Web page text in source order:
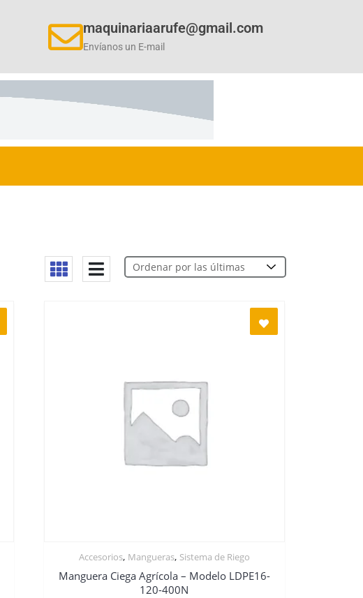
maquinariaarufe@gmail.com
Envíanos un E-mail
Accesorios, Mangueras, Sistema de Riego
Manguera Ciega Agrícola – Modelo LDPE16-
120-400N